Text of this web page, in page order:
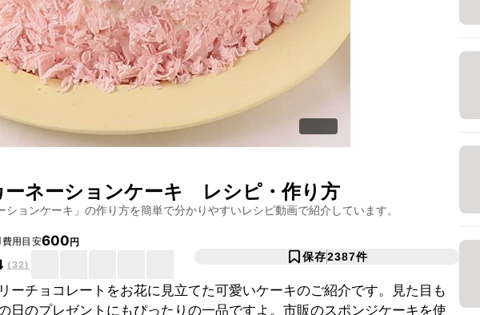
ネーションケーキ レシピ・作り方
ションケーキ 」の作り方を簡単で分かりやすいレシピ動画で紹介しています。
費用目安600円
( 32)
保存2387件
ーチョコレートをお花に見立てた可愛いケーキのご紹介です。見た目も
日のプレゼントにもぴったりの一品ですよ。市販のスポンジケーキを使